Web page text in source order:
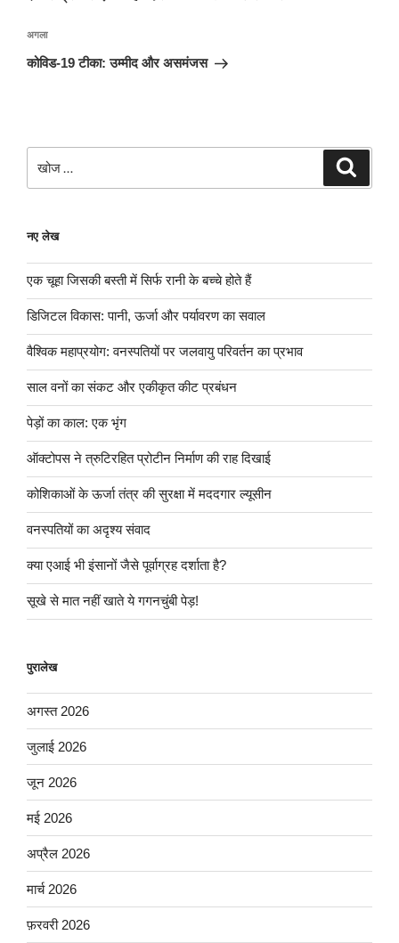
अगली
पोस्ट
अगला
कोविड-19 टीका: उम्मीद और असमंजस
खोजे
नए लेख
एक चूहा जिसकी बस्ती में सिर्फ रानी के बच्चे होते हैं
डिजिटल विकास: पानी, ऊर्जा और पर्यावरण का सवाल
वैश्विक महाप्रयोग: वनस्पतियों पर जलवायु परिवर्तन का प्रभाव
साल वनों का संकट और एकीकृत कीट प्रबंधन
पेड़ों का काल: एक भृंग
ऑक्टोपस ने त्रुटिरहित प्रोटीन निर्माण की राह दिखाई
कोशिकाओं के ऊर्जा तंत्र की सुरक्षा में मददगार ल्यूसीन
वनस्पतियों का अदृश्य संवाद
क्या एआई भी इंसानों जैसे पूर्वाग्रह दर्शाता है?
सूखे से मात नहीं खाते ये गगनचुंबी पेड़!
पुरालेख
अगस्त 2026
जुलाई 2026
जून 2026
मई 2026
अप्रैल 2026
मार्च 2026
फ़रवरी 2026